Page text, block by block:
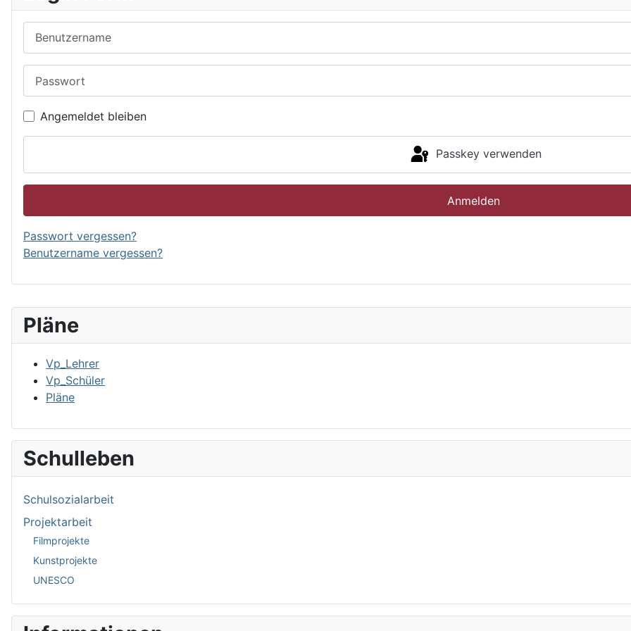
Pläne
Vp_Lehrer
Vp_Schüler
Pläne
Schulleben
Schulsozialarbeit
Projektarbeit
Filmprojekte
Kunstprojekte
UNESCO
Angemeldet bleiben
Passkey verwenden
Anmelden
Passwort vergessen?
Benutzername vergessen?